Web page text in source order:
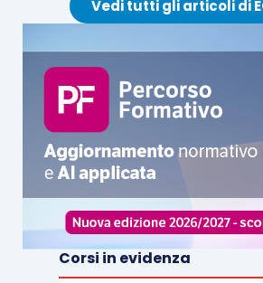
Vedi tutti gli articoli di
Corsi in evidenza